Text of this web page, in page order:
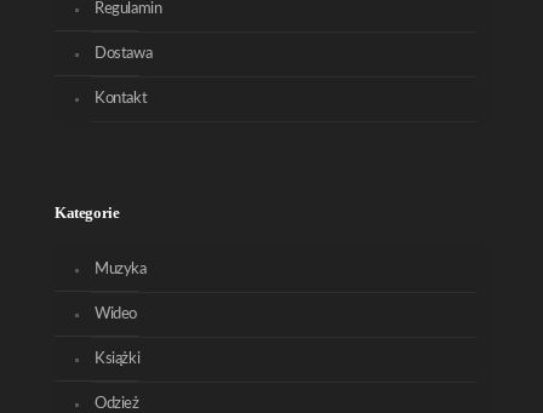
Regulamin
Dostawa
Kontakt
Kategorie
Muzyka
Wideo
Książki
Odzież